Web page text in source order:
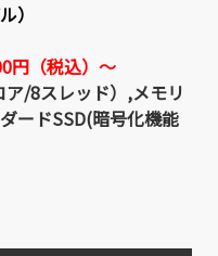
）
円（税込）～
/8スレッド）,メモリ
ードSSD(暗号化機能